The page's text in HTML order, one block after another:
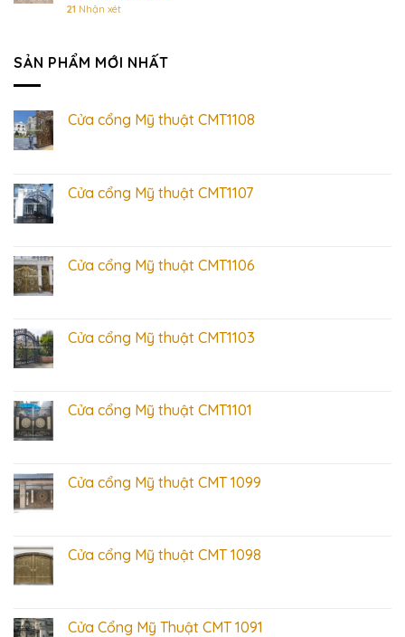
21 Nhận xét
SẢN PHẨM MỚI NHẤT
Cửa cổng Mỹ thuật CMT1108
Cửa cổng Mỹ thuật CMT1107
Cửa cổng Mỹ thuật CMT1106
Cửa cổng Mỹ thuật CMT1103
Cửa cổng Mỹ thuật CMT1101
Cửa cổng Mỹ thuật CMT 1099
Cửa cổng Mỹ thuật CMT 1098
Cửa Cổng Mỹ Thuật CMT 1091